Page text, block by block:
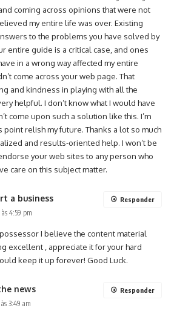
coming across opinions that were not
my entire life was over. Existing
to the problems you have solved by
entire guide is a critical case, and ones
in a wrong way affected my entire
come across your web page. That
and kindness in playing with all the
helpful. I don’t know what I would have
come upon such a solution like this. I’m
point relish my future. Thanks a lot so much
and results-oriented help. I won’t be
your web sites to any person who
care on this subject matter.
a business
4:59 pm
I believe the content material
excellent , appreciate it for your hard
keep it up forever! Good Luck.
Responder
news
3:49 am
Responder